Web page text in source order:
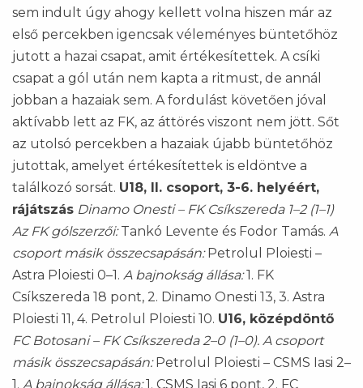
sem indult úgy ahogy kellett volna hiszen már az
első percekben igencsak véleményes büntetőhöz
jutott a hazai csapat, amit értékesítettek. A csíki
csapat a gól után nem kapta a ritmust, de annál
jobban a hazaiak sem. A fordulást követően jóval
aktívabb lett az FK, az áttörés viszont nem jött. Sőt
az utolsó percekben a hazaiak újabb büntetőhöz
jutottak, amelyet értékesítettek is eldöntve a
találkozó sorsát. U18, II. csoport, 3-6. helyéért,
rájátszás Dinamo Onesti – FK Csíkszereda 1–2 (1–1)
Az FK gólszerzői:Tankó Levente és Fodor Tamás. A
csoport másik összecsapásán:Petrolul Ploiesti –
Astra Ploiesti 0–1. A bajnokság állása:1. FK
Csíkszereda 18 pont, 2. Dinamo Onesti 13, 3. Astra
Ploiesti 11, 4. Petrolul Ploiesti 10. U16, középdöntő
FC Botosani – FK Csíkszereda 2–0 (1–0). A csoport
másik összecsapásán:Petrolul Ploiesti – CSMS Iasi 2–
1. A bajnokság állása:1. CSMS Iasi 6 pont, 2. FC